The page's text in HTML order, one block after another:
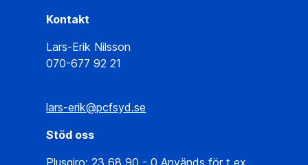
Kontakt
Lars-Erik Nilsson
070-677 92 21
lars-erik@pcfsyd.se
Stöd oss
Plusgiro: 23 68 90 - 0 Används för t ex